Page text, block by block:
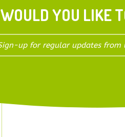
WOULD YOU LIKE